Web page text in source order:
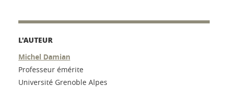
L'AUTEUR
Michel Damian
Professeur émérite
Université Grenoble Alpes